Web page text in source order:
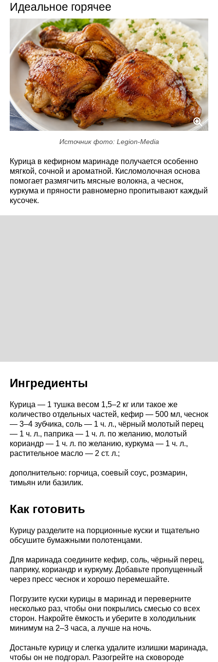
Идеальное горячее
Источник фото: Legion-Media
Курица в кефирном маринаде получается особенно
мягкой, сочной и ароматной. Кисломолочная основа
помогает размягчить мясные волокна, а чеснок,
куркума и пряности равномерно пропитывают каждый
кусочек.
Ингредиенты
Курица — 1 тушка весом 1,5–2 кг или такое же
количество отдельных частей, кефир — 500 мл, чеснок
— 3–4 зубчика, соль — 1 ч. л., чёрный молотый перец
— 1 ч. л., паприка — 1 ч. л. по желанию, молотый
кориандр — 1 ч. л. по желанию, куркума — 1 ч. л.,
растительное масло — 2 ст. л.;
дополнительно: горчица, соевый соус, розмарин,
тимьян или базилик.
Как готовить
Курицу разделите на порционные куски и тщательно
обсушите бумажными полотенцами.
Для маринада соедините кефир, соль, чёрный перец,
паприку, кориандр и куркуму. Добавьте пропущенный
через пресс чеснок и хорошо перемешайте.
Погрузите куски курицы в маринад и переверните
несколько раз, чтобы они покрылись смесью со всех
сторон. Накройте ёмкость и уберите в холодильник
минимум на 2–3 часа, а лучше на ночь.
Достаньте курицу и слегка удалите излишки маринада,
чтобы он не подгорал. Разогрейте на сковороде